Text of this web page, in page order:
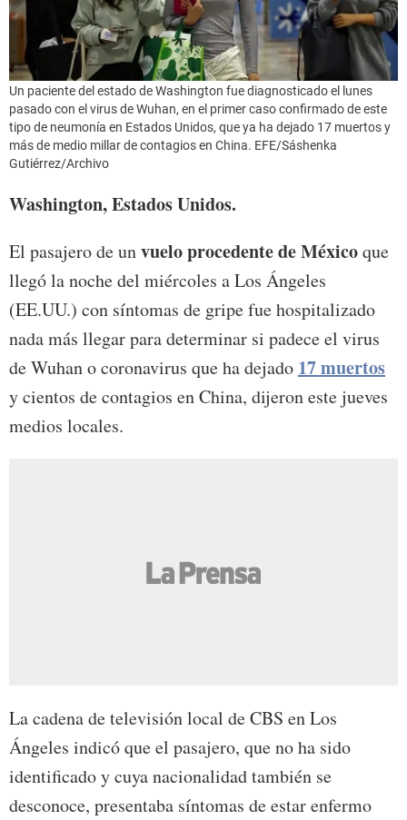
Un paciente del estado de Washington fue diagnosticado el lunes
pasado con el virus de Wuhan, en el primer caso confirmado de este
tipo de neumonía en Estados Unidos, que ya ha dejado 17 muertos y
más de medio millar de contagios en China. EFE/Sáshenka
Gutiérrez/Archivo
Washington, Estados Unidos.
El pasajero de unvuelo procedente de Méxicoque
llegó la noche del miércoles a Los Ángeles
(EE.UU.) con síntomas de gripe fue hospitalizado
nada más llegar para determinar si padece el virus
de Wuhan o coronavirus que ha dejado 17 muertos
y cientos de contagios en China, dijeron este jueves
medios locales.
La cadena de televisión local de CBS en Los
Ángeles indicó que el pasajero, que no ha sido
identificado y cuya nacionalidad también se
desconoce, presentaba síntomas de estar enfermo